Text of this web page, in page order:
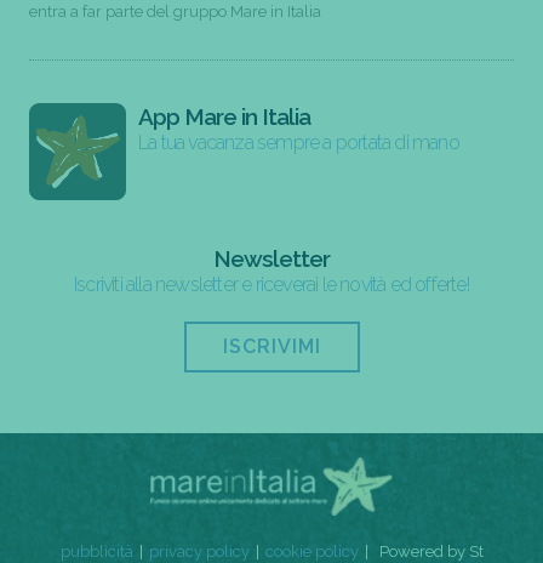
entra a far parte del gruppo Mare in Italia
App Mare in Italia
La tua vacanza sempre a portata di mano
Newsletter
Iscriviti alla newsletter e riceverai le novità ed offerte!
ISCRIVIMI
pubblicità privacy policy cookie policy Powered by St